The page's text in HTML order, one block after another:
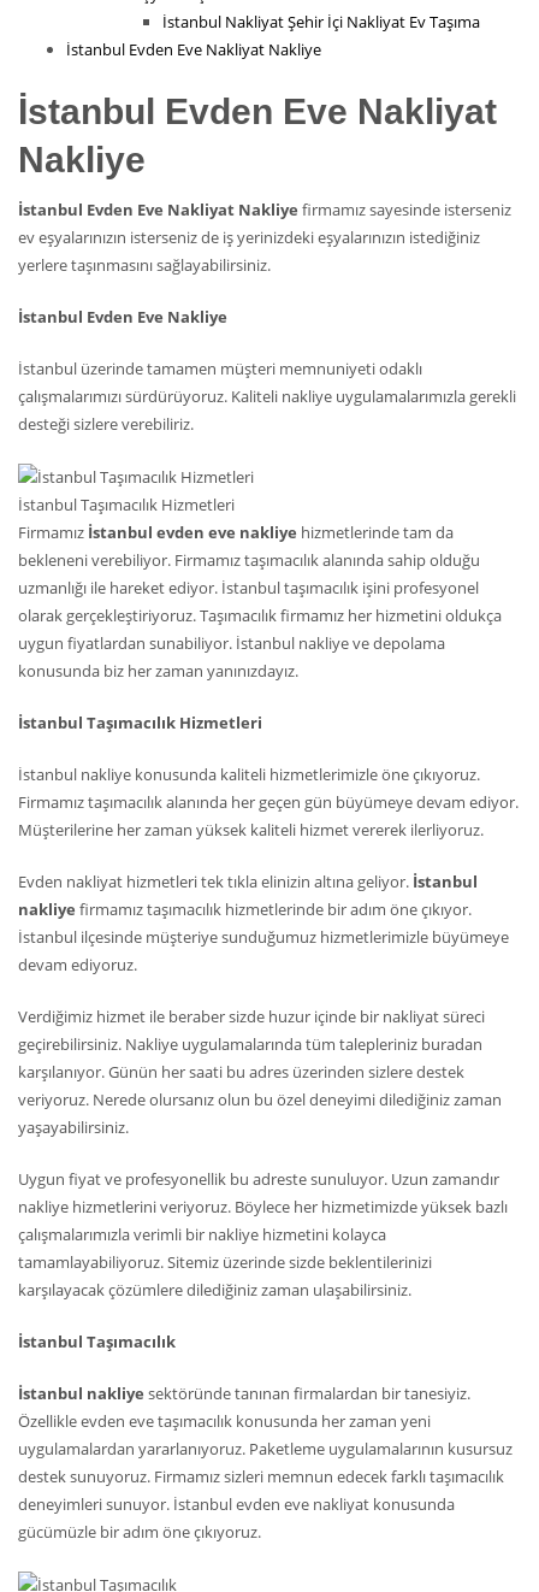
İstanbul Nakliyat Şehir İçi Nakliyat Ev Taşıma
İstanbul Evden Eve Nakliyat Nakliye
İstanbul Evden Eve Nakliyat
Nakliye
İstanbul Evden Eve Nakliyat Nakliye firmamız sayesinde isterseniz
ev eşyalarınızın isterseniz de iş yerinizdeki eşyalarınızın istediğiniz
yerlere taşınmasını sağlayabilirsiniz.
İstanbul Evden Eve Nakliye
İstanbul üzerinde tamamen müşteri memnuniyeti odaklı
çalışmalarımızı sürdürüyoruz. Kaliteli nakliye uygulamalarımızla gerekli
desteği sizlere verebiliriz.
İstanbul Taşımacılık Hizmetleri
Firmamız İstanbul evden eve nakliye hizmetlerinde tam da
bekleneni verebiliyor. Firmamız taşımacılık alanında sahip olduğu
uzmanlığı ile hareket ediyor. İstanbul taşımacılık işini profesyonel
olarak gerçekleştiriyoruz. Taşımacılık firmamız her hizmetini oldukça
uygun fiyatlardan sunabiliyor. İstanbul nakliye ve depolama
konusunda biz her zaman yanınızdayız.
İstanbul Taşımacılık Hizmetleri
İstanbul nakliye konusunda kaliteli hizmetlerimizle öne çıkıyoruz.
Firmamız taşımacılık alanında her geçen gün büyümeye devam ediyor.
Müşterilerine her zaman yüksek kaliteli hizmet vererek ilerliyoruz.
Evden nakliyat hizmetleri tek tıkla elinizin altına geliyor. İstanbul
nakliye firmamız taşımacılık hizmetlerinde bir adım öne çıkıyor.
İstanbul ilçesinde müşteriye sunduğumuz hizmetlerimizle büyümeye
devam ediyoruz.
Verdiğimiz hizmet ile beraber sizde huzur içinde bir nakliyat süreci
geçirebilirsiniz. Nakliye uygulamalarında tüm talepleriniz buradan
karşılanıyor. Günün her saati bu adres üzerinden sizlere destek
veriyoruz. Nerede olursanız olun bu özel deneyimi dilediğiniz zaman
yaşayabilirsiniz.
Uygun fiyat ve profesyonellik bu adreste sunuluyor. Uzun zamandır
nakliye hizmetlerini veriyoruz. Böylece her hizmetimizde yüksek bazlı
çalışmalarımızla verimli bir nakliye hizmetini kolayca
tamamlayabiliyoruz. Sitemiz üzerinde sizde beklentilerinizi
karşılayacak çözümlere dilediğiniz zaman ulaşabilirsiniz.
İstanbul Taşımacılık
İstanbul nakliye sektöründe tanınan firmalardan bir tanesiyiz.
Özellikle evden eve taşımacılık konusunda her zaman yeni
uygulamalardan yararlanıyoruz. Paketleme uygulamalarının kusursuz
destek sunuyoruz. Firmamız sizleri memnun edecek farklı taşımacılık
deneyimleri sunuyor. İstanbul evden eve nakliyat konusunda
gücümüzle bir adım öne çıkıyoruz.